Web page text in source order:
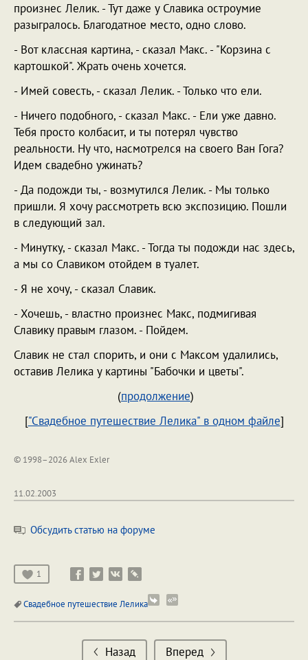
произнес Лелик. - Тут даже у Славика остроумие
разыгралось. Благодатное место, одно слово.
- Вот классная картина, - сказал Макс. - "Корзина с
картошкой". Жрать очень хочется.
- Имей совесть, - сказал Лелик. - Только что ели.
- Ничего подобного, - сказал Макс. - Ели уже давно.
Тебя просто колбасит, и ты потерял чувство
реальности. Ну что, насмотрелся на своего Ван Гога?
Идем свадебно ужинать?
- Да подожди ты, - возмутился Лелик. - Мы только
пришли. Я хочу рассмотреть всю экспозицию. Пошли
в следующий зал.
- Минутку, - сказал Макс. - Тогда ты подожди нас здесь,
а мы со Славиком отойдем в туалет.
- Я не хочу, - сказал Славик.
- Хочешь, - властно произнес Макс, подмигивая
Славику правым глазом. - Пойдем.
Славик не стал спорить, и они с Максом удалились,
оставив Лелика у картины "Бабочки и цветы".
(продолжение)
["Свадебное путешествие Лелика" в одном файле]
© 1998–2026 Alex Exler
11.02.2003
Обсудить статью на форуме
1
Свадебное путешествие Лелика
Назад Вперед